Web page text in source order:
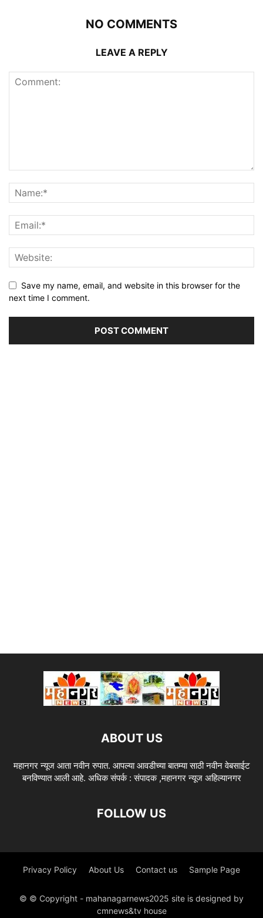
NO COMMENTS
LEAVE A REPLY
Save my name, email, and website in this browser for the
next time I comment.
ABOUT US
महानगर न्यूज आता नवीन रुपात. आपल्या आवडीच्या बातम्या साठी नवीन वेबसाईट
बनविण्यात आली आहे. अधिक संपर्क : संपादक ,महानगर न्यूज अहिल्यानगर
FOLLOW US
Privacy Policy About Us Contact us Sample Page
© © Copyright - mahanagarnews2025 site is designed by
cmnews&tv house